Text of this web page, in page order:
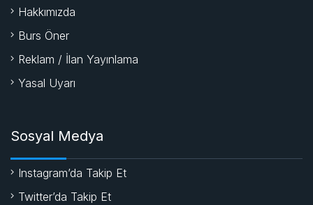
Hakkımızda
Burs Öner
Reklam / İlan Yayınlama
Yasal Uyarı
Sosyal Medya
Instagram’da Takip Et
Twitter’da Takip Et